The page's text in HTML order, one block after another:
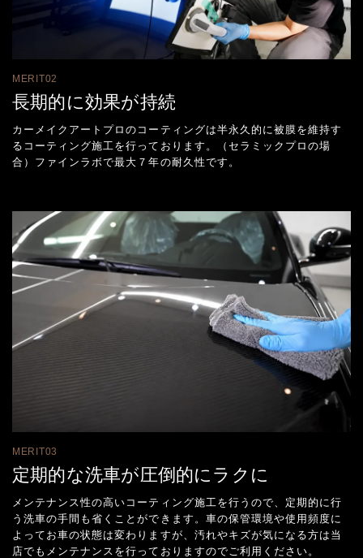
MERIT02
長期的に効果が持続
カーメイクアートプロのコーティングは半永久的に被膜を維持す
るコーティング施工を行っております。（セラミックプロの場
合）ファインラボで最大７年の耐久性です。
MERIT03
定期的な洗車が圧倒的にラクに
メンテナンス性の高いコーティング施工を行うので、定期的に行
う洗車の手間も省くことができます。車の保管環境や使用頻度に
よってお車の状態は変わりますが、汚れやキズが気になる方は当
店でもメンテナンスを行っておりますのでご利用ください。